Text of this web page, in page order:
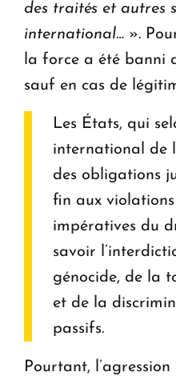
des traités et autres
international… ».
la force a été banni
sauf en cas de
Les États, qui
international de
des obligations
fin aux
impératives du
savoir
génocide, de la
et de la
passifs.
Pourtant,